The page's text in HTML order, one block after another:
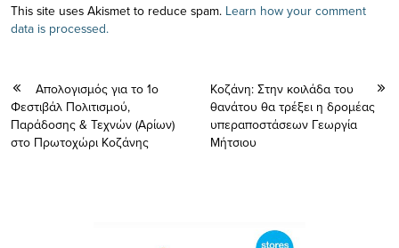
This site uses Akismet to reduce spam. Learn how your comment
data is processed.
Aπολογισμός για το 1ο
Φεστιβάλ Πολιτισμού,
Παράδοσης & Τεχνών (Αρίων)
στο Πρωτοχώρι Κοζάνης
Κοζάνη: Στην κοιλάδα του
θανάτου θα τρέξει η δρομέας
υπεραποστάσεων Γεωργία
Μήτσιου